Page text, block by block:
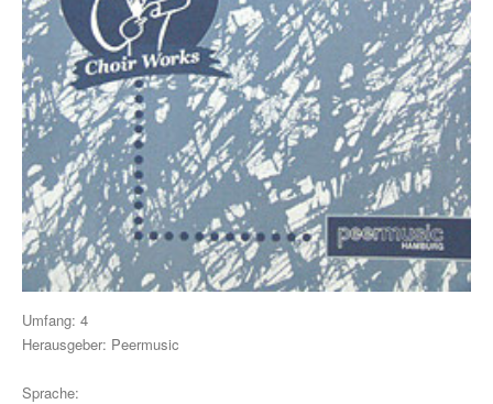
Sounds Good On-Serie
Hit Session-Reihe
Hit Book-Reihe
Diverse Bands & Interpreten
Beat It!
Melodie, Text & Akkorde
Klavier
Umfang: 4
Herausgeber: Peermusic
Sprache: